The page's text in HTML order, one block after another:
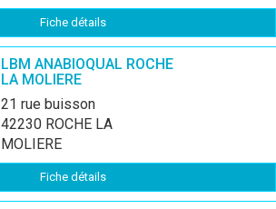
Fiche détails
LBM ANABIOQUAL ROCHE
LA MOLIERE
21 rue buisson
42230 ROCHE LA
MOLIERE
Fiche détails